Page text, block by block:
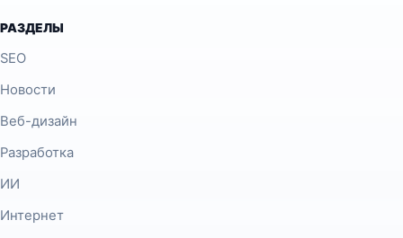
РАЗДЕЛЫ
SEO
Новости
Веб-дизайн
Разработка
ИИ
Интернет